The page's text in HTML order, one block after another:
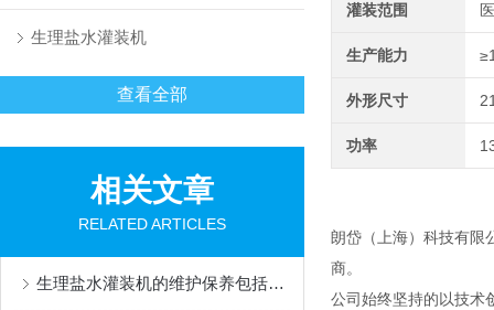
生理盐水灌装机
查看全部
相关文章
RELATED ARTICLES
生理盐水灌装机的维护保养包括以下几个方面
灌装范围
生产能力
外形尺寸
功率
朗岱（上海）科技有限
商。
公司始终坚持的以技术